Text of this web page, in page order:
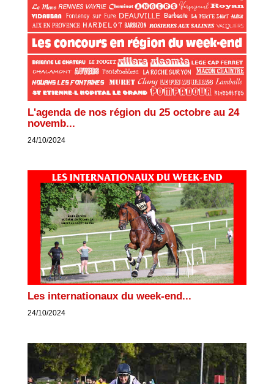
L'agenda de nos région du 25 octobre au 24
novemb...
24/10/2024
Les internationaux du week-end...
24/10/2024